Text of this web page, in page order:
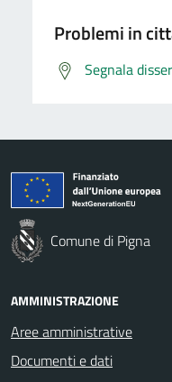
Problemi in
Segnala
Comune di Pigna
AMMINISTRAZIONE
Aree amministrative
Documenti e dati